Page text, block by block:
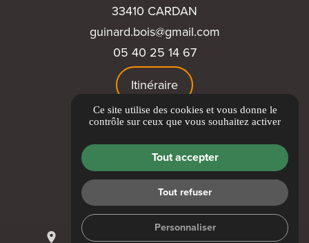
place
33410 CARDAN
guinard.bois@gmail.com
05 40 25 14 67
Itinéraire
LIENS UTILES
Guide Local
Informations complémentaires
Mentions légales
Politique de confidentialité
Gestion des cookies
Ce site utilise des cookies et vous donne le
contrôle sur ceux que vous souhaitez activer
Tout accepter
Tout refuser
Personnaliser